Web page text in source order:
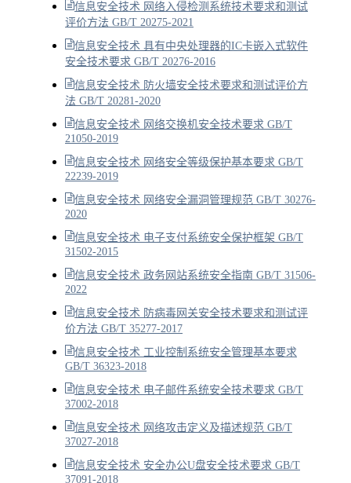
信息安全技术 网络入侵检测系统技术要求和测试
评价方法 GB/T 20275-2021
信息安全技术 具有中央处理器的IC卡嵌入式软件
安全技术要求 GB/T 20276-2016
信息安全技术 防火墙安全技术要求和测试评价方
法 GB/T 20281-2020
信息安全技术 网络交换机安全技术要求 GB/T
21050-2019
信息安全技术 网络安全等级保护基本要求 GB/T
22239-2019
信息安全技术 网络安全漏洞管理规范 GB/T 30276-
2020
信息安全技术 电子支付系统安全保护框架 GB/T
31502-2015
信息安全技术 政务网站系统安全指南 GB/T 31506-
2022
信息安全技术 防病毒网关安全技术要求和测试评
价方法 GB/T 35277-2017
信息安全技术 工业控制系统安全管理基本要求
GB/T 36323-2018
信息安全技术 电子邮件系统安全技术要求 GB/T
37002-2018
信息安全技术 网络攻击定义及描述规范 GB/T
37027-2018
信息安全技术 安全办公U盘安全技术要求 GB/T
37091-2018